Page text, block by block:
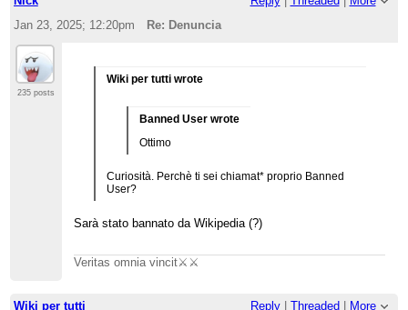
Jan 23, 2025; 12:20pm
Re: Denuncia
235 posts
Wiki per tutti wrote
Banned User wrote
Ottimo
Curiosità. Perchè ti sei chiamat* proprio Banned
User?
Sarà stato bannato da Wikipedia (?)
Veritas omnia vincit⚔️⚔️
Wiki per tutti Reply| Threaded More